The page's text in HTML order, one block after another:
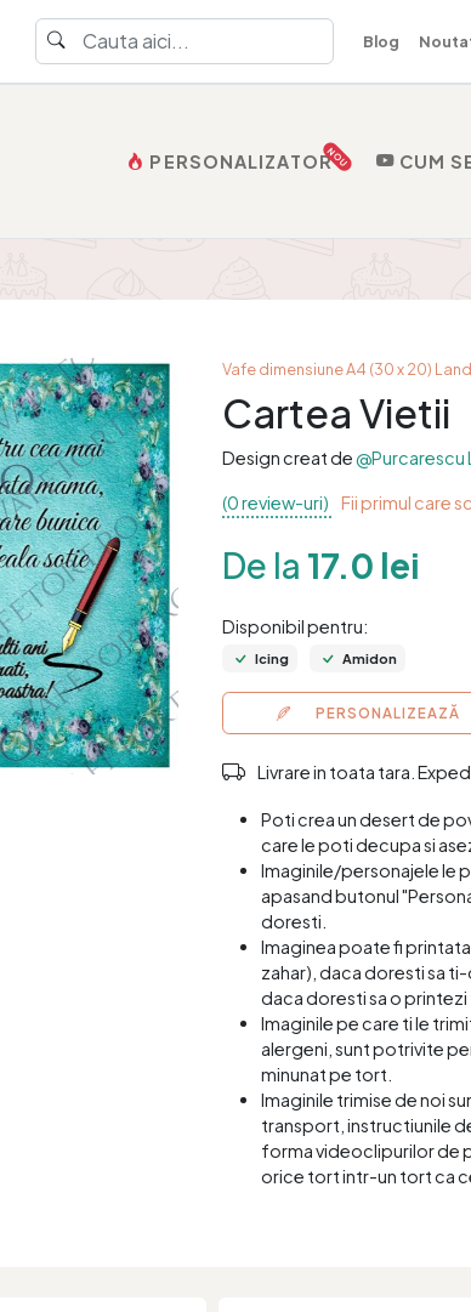
Blog
PERSONALIZATORNOU CUM
Vafe dimensiune A4 (30 x 20)
Cartea Vietii
Design creat de@Purcarescu
(0 review-uri) Fii primul care
De la 17.0 lei
Disponibil pentru:
Icing Amidon
PERSONALIZEAZĂ
Livrare in toata tara.
Poti crea un desert de
care le poti decupa si
Imaginile/personajele le
apasand butonul
doresti.
Imaginea poate fi
zahar), daca doresti sa
daca doresti sa o printezi
Imaginile pe care ti le
alergeni, sunt potrivite
minunat pe tort.
Imaginile trimise de noi
transport, instructiunile
forma videoclipurilor de
orice tort intr-un tort ca